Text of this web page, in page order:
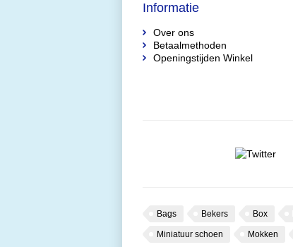
Informatie
Over ons
Betaalmethoden
Openingstijden Winkel
Bags Bekers Box
Miniatuur schoen Mokken